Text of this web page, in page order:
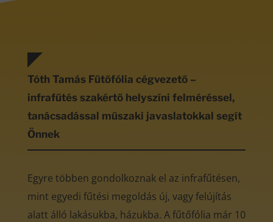
Tóth Tamás Fűtőfólia cégvezető –
infrafűtés szakértő helyszíni felméréssel,
tanácsadással műszaki javaslatokkal segít
Önnek
Egyre többen gondolkoznak el az infrafűtésen,
mint egyedi fűtési megoldás új, vagy felújítás
alatt álló lakásukba, házukba. A fűtőfólia már 10